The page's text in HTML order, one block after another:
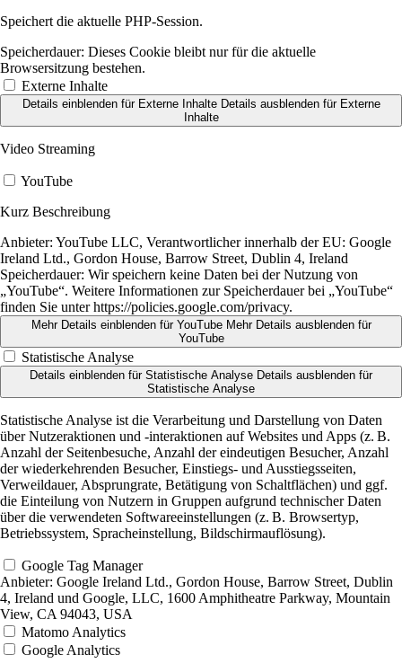
Speichert die aktuelle PHP-Session.
Speicherdauer: Dieses Cookie bleibt nur für die aktuelle
Browsersitzung bestehen.
Externe Inhalte
Details einblendenfür Externe Inhalte Details ausblendenfür Externe
Inhalte
Video Streaming
YouTube
Kurz Beschreibung
Anbieter: YouTube LLC, Verantwortlicher innerhalb der EU: Google
Ireland Ltd., Gordon House, Barrow Street, Dublin 4, Ireland
Speicherdauer: Wir speichern keine Daten bei der Nutzung von
„YouTube“. Weitere Informationen zur Speicherdauer bei „YouTube“
finden Sie unter https://policies.google.com/privacy.
Mehr Details einblendenfür YouTube Mehr Details ausblendenfür
YouTube
Statistische Analyse
Details einblenden für Statistische Analyse Details ausblenden für
Statistische Analyse
Statistische Analyse ist die Verarbeitung und Darstellung von Daten
über Nutzeraktionen und -interaktionen auf Websites und Apps (z. B.
Anzahl der Seitenbesuche, Anzahl der eindeutigen Besucher, Anzahl
der wiederkehrenden Besucher, Einstiegs- und Ausstiegsseiten,
Verweildauer, Absprungrate, Betätigung von Schaltflächen) und ggf.
die Einteilung von Nutzern in Gruppen aufgrund technischer Daten
über die verwendeten Softwareeinstellungen (z. B. Browsertyp,
Betriebssystem, Spracheinstellung, Bildschirmauflösung).
Google Tag Manager
Anbieter: Google Ireland Ltd., Gordon House, Barrow Street, Dublin
4, Ireland und Google, LLC, 1600 Amphitheatre Parkway, Mountain
View, CA 94043, USA
Matomo Analytics
Google Analytics